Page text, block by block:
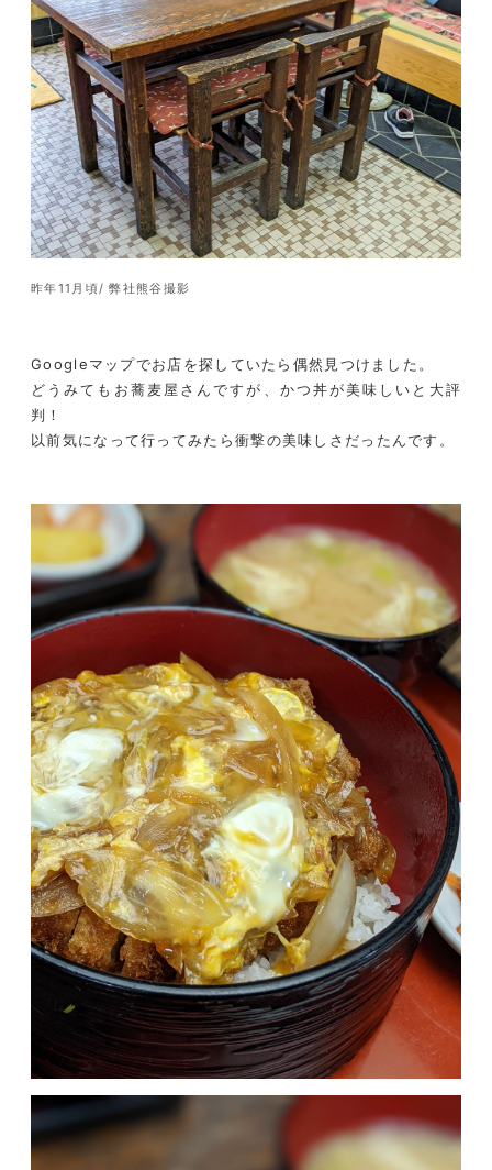
昨年11月頃/ 弊社熊谷撮影
Googleマップでお店を探していたら偶然見つけました。
どうみてもお蕎麦屋さんですが、かつ丼が美味しいと大評
判！
以前気になって行ってみたら衝撃の美味しさだったんです。